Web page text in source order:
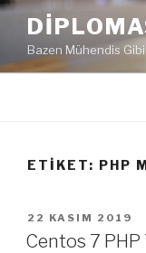
İçeriğe
Bazen Mühendis
ETIKET: PHP
YAYIM
TARIHI
22 KASIM 2019
Centos 7 PHP